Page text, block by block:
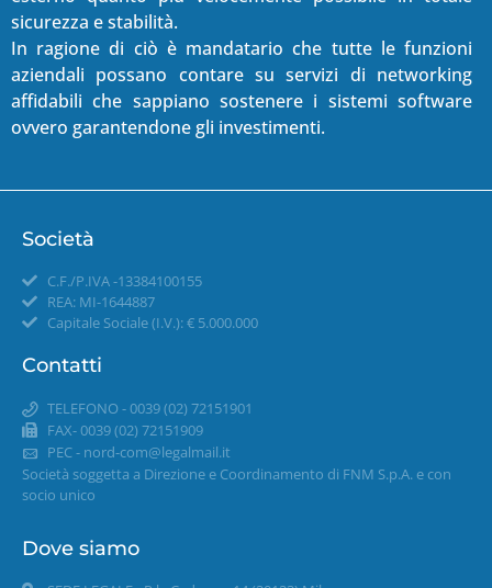
sicurezza e stabilità.
In ragione di ciò è mandatario che tutte le funzioni
aziendali possano contare su servizi di networking
affidabili che sappiano sostenere i sistemi software
ovvero garantendone gli investimenti.
Società
C.F./P.IVA -13384100155
REA: MI-1644887
Capitale Sociale (I.V.): € 5.000.000
Contatti
TELEFONO - 0039 (02) 72151901
FAX- 0039 (02) 72151909
PEC - nord-com@legalmail.it
Società soggetta a Direzione e Coordinamento di FNM S.p.A. e con
socio unico
Dove siamo